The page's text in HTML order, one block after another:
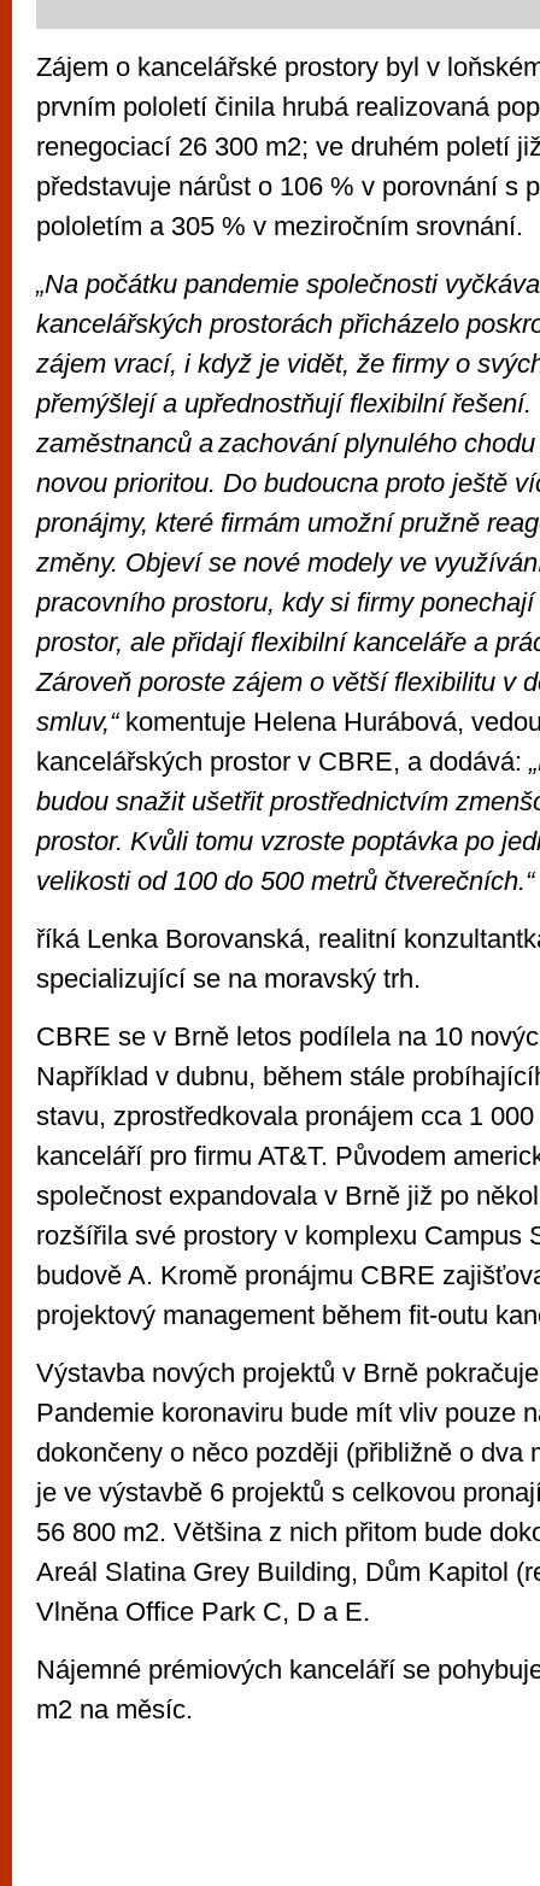
Zájem o kancelářské prostory byl v
prvním pololetí činila hrubá realizovaná
renegociací 26 300 m2; ve druhém poletí
představuje nárůst o 106 % v porovnání s
pololetím a 305 % v meziročním srovnání.
„Na počátku pandemie společnosti
kancelářských prostorách přicházelo
zájem vrací, i když je vidět, že firmy o
přemýšlejí a upřednostňují flexibilní
zaměstnanců a zachování plynulého
novou prioritou. Do budoucna proto ještě
pronájmy, které firmám umožní pružně
změny. Objeví se nové modely ve
pracovního prostoru, kdy si firmy
prostor, ale přidají flexibilní kanceláře a
Zároveň poroste zájem o větší flexibilitu v
smluv,“komentuje Helena Hurábová,
kancelářských prostor v CBRE, a dodává:
budou snažit ušetřit prostřednictvím
prostor. Kvůli tomu vzroste poptávka po
velikosti od 100 do 500 metrů čtverečních.“
říká Lenka Borovanská, realitní
specializující se na moravský trh.
CBRE se v Brně letos podílela na 10
Například v dubnu, během stále
stavu, zprostředkovala pronájem cca 1
kanceláří pro firmu AT&T. Původem
společnost expandovala v Brně již po
rozšířila své prostory v komplexu Campus
budově A. Kromě pronájmu CBRE
projektový management během fit-outu
Výstavba nových projektů v Brně
Pandemie koronaviru bude mít vliv pouze
dokončeny o něco později (přibližně o dva
je ve výstavbě 6 projektů s celkovou
56 800 m2. Většina z nich přitom bude
Areál Slatina Grey Building, Dům Kapitol
Vlněna Office Park C, D a E.
Nájemné prémiových kanceláří se
m2 na měsíc.